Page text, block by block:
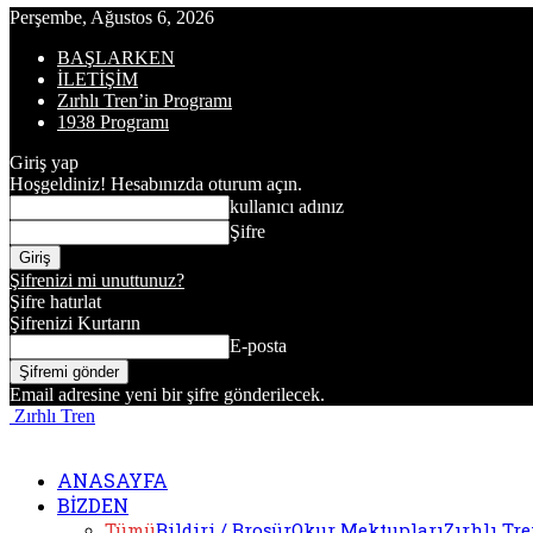
Perşembe, Ağustos 6, 2026
BAŞLARKEN
İLETİŞİM
Zırhlı Tren’in Programı
1938 Programı
Giriş yap
Hoşgeldiniz! Hesabınızda oturum açın.
kullanıcı adınız
Şifre
Şifrenizi mi unuttunuz?
Şifre hatırlat
Şifrenizi Kurtarın
E-posta
Email adresine yeni bir şifre gönderilecek.
Zırhlı Tren
ANASAYFA
BİZDEN